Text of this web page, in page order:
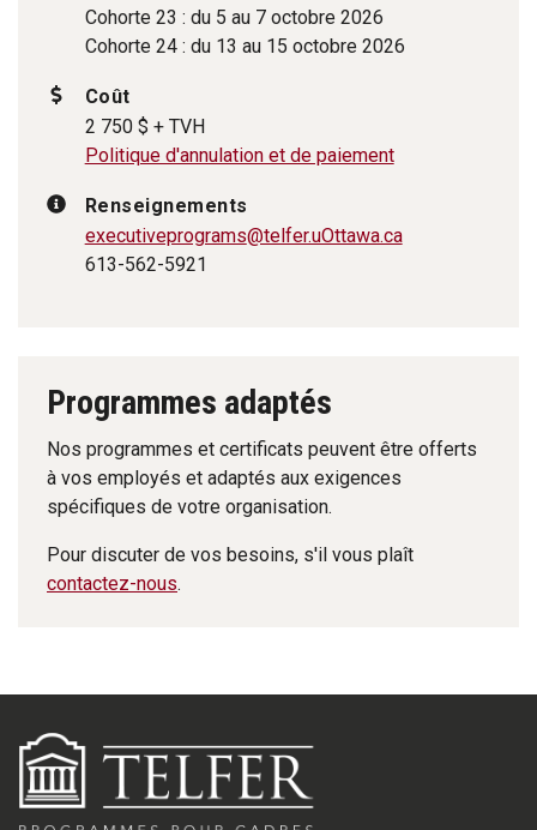
Cohorte 23 : du 5 au 7 octobre 2026
Cohorte 24 : du 13 au 15 octobre 2026
Coût
2 750 $ + TVH
Politique d'annulation et de paiement
Renseignements
executiveprograms@telfer.uOttawa.ca
613-562-5921
Programmes adaptés
Nos programmes et certificats peuvent être offerts
à vos employés et adaptés aux exigences
spécifiques de votre organisation.
Pour discuter de vos besoins, s'il vous plaît
contactez-nous.